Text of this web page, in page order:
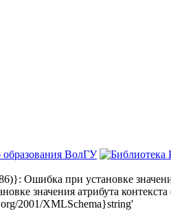
ВолГУ
Ошибка при установке
значения атрибута
2001/XMLSchema}string'